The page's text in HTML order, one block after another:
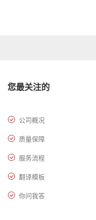
您最关注的
公司概况
质量保障
服务流程
翻译模板
你问我答